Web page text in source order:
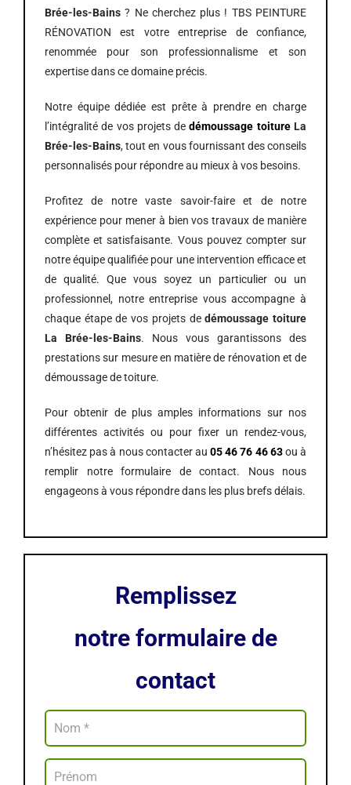
Brée-les-Bains ? Ne cherchez plus ! TBS PEINTURE
RÉNOVATION est votre entreprise de confiance,
renommée pour son professionnalisme et son
expertise dans ce domaine précis.
Notre équipe dédiée est prête à prendre en charge
l’intégralité de vos projets dedémoussage toitureLa
Brée-les-Bains, tout en vous fournissant des conseils
personnalisés pour répondre au mieux à vos besoins.
Profitez de notre vaste savoir-faire et de notre
expérience pour mener à bien vos travaux de manière
complète et satisfaisante. Vous pouvez compter sur
notre équipe qualifiée pour une intervention efficace et
de qualité. Que vous soyez un particulier ou un
professionnel, notre entreprise vous accompagne à
chaque étape de vos projets dedémoussage toiture
La Brée-les-Bains. Nous vous garantissons des
prestations sur mesure en matière de rénovation et de
démoussage de toiture.
Pour obtenir de plus amples informations sur nos
différentes activités ou pour fixer un rendez-vous,
n’hésitez pas à nous contacter au 05 46 76 46 63ou à
remplir notre formulaire de contact. Nous nous
engageons à vous répondre dans les plus brefs délais.
Remplissez
notre formulaire de
contact